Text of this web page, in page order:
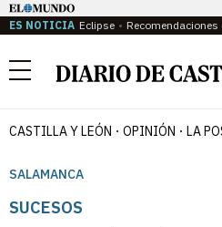
ES NOTICIA Eclipse Recomendaciones
Menú
CASTILLA Y LEÓN OPINIÓN LA
SALAMANCA
SUCESOS